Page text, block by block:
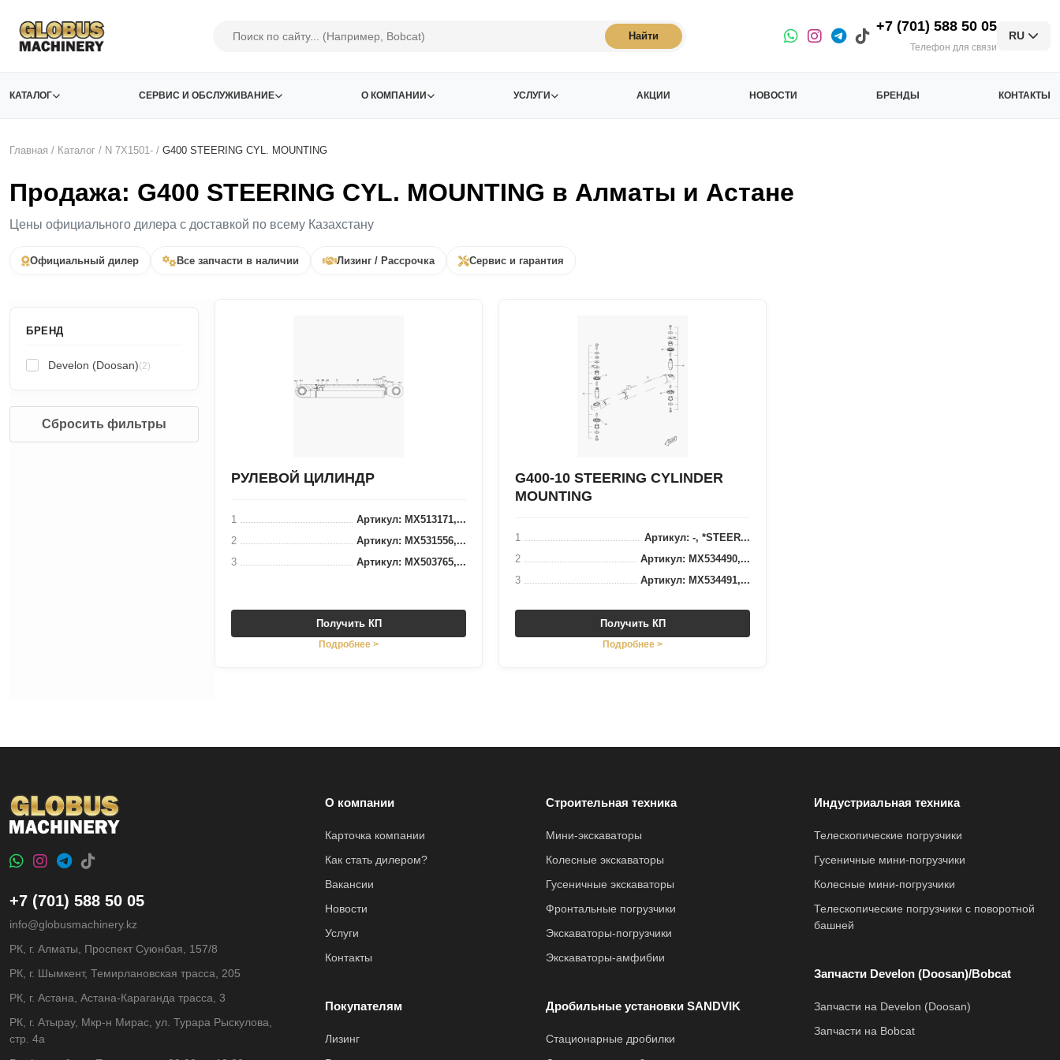
Найти
+7 (701) 588 50 05
Телефон для связи
RU
КАТАЛОГ СЕРВИС И ОБСЛУЖИВАНИЕ О КОМПАНИИ УСЛУГИ АКЦИИ НОВОСТИ БРЕНДЫ КОНТАКТЫ
Главная / Каталог / N 7X1501- / G400 STEERING CYL. MOUNTING
Продажа: G400 STEERING CYL. MOUNTING в Алматы и Астане
Цены официального дилера с доставкой по всему Казахстану
Официальный дилер Все запчасти в наличии Лизинг / Рассрочка Сервис и гарантия
БРЕНД
Develon (Doosan)(2)
Сбросить фильтры
РУЛЕВОЙ ЦИЛИНДР
1
Артикул: MX513171,...
2
Артикул: MX531556,...
3
Артикул: MX503765,...
Получить КП
Подробнее >
G400-10 STEERING CYLINDER
MOUNTING
1
Артикул: -, *STEER...
2
Артикул: MX534490,...
3
Артикул: MX534491,...
Получить КП
Подробнее >
+7 (701) 588 50 05
info@globusmachinery.kz
РК, г. Алматы, Проспект Суюнбая, 157/8
РК, г. Шымкент, Темирлановская трасса, 205
РК, г. Астана, Астана-Караганда трасса, 3
РК, г. Атырау, Мкр-н Мирас, ул. Турара Рыскулова,
стр. 4а
О компании
Карточка компании
Как стать дилером?
Вакансии
Новости
Услуги
Контакты
Покупателям
Лизинг
Строительная техника
Мини-экскаваторы
Колесные экскаваторы
Гусеничные экскаваторы
Фронтальные погрузчики
Экскаваторы-погрузчики
Экскаваторы-амфибии
Дробильные установки SANDVIK
Стационарные дробилки
Индустриальная техника
Телескопические погрузчики
Гусеничные мини-погрузчики
Колесные мини-погрузчики
Телескопические погрузчики с поворотной
башней
Запчасти Develon (Doosan)/Bobcat
Запчасти на Develon (Doosan)
Запчасти на Bobcat